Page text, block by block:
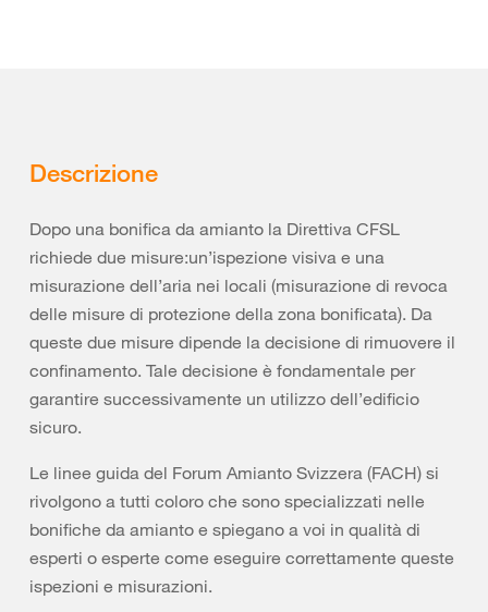
Descrizione
Dopo una bonifica da amianto la Direttiva CFSL
richiede due misure:un’ispezione visiva e una
misurazione dell’aria nei locali (misurazione di revoca
delle misure di protezione della zona bonificata). Da
queste due misure dipende la decisione di rimuovere il
confinamento. Tale decisione è fondamentale per
garantire successivamente un utilizzo dell’edificio
sicuro.
Le linee guida del Forum Amianto Svizzera (FACH) si
rivolgono a tutti coloro che sono specializzati nelle
bonifiche da amianto e spiegano a voi in qualità di
esperti o esperte come eseguire correttamente queste
ispezioni e misurazioni.